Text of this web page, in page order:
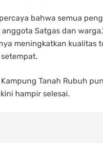
bahwa semua
Satgas dan
meningkatkan kualitas
Kampung Tanah Rubuh
kini hampir selesai.